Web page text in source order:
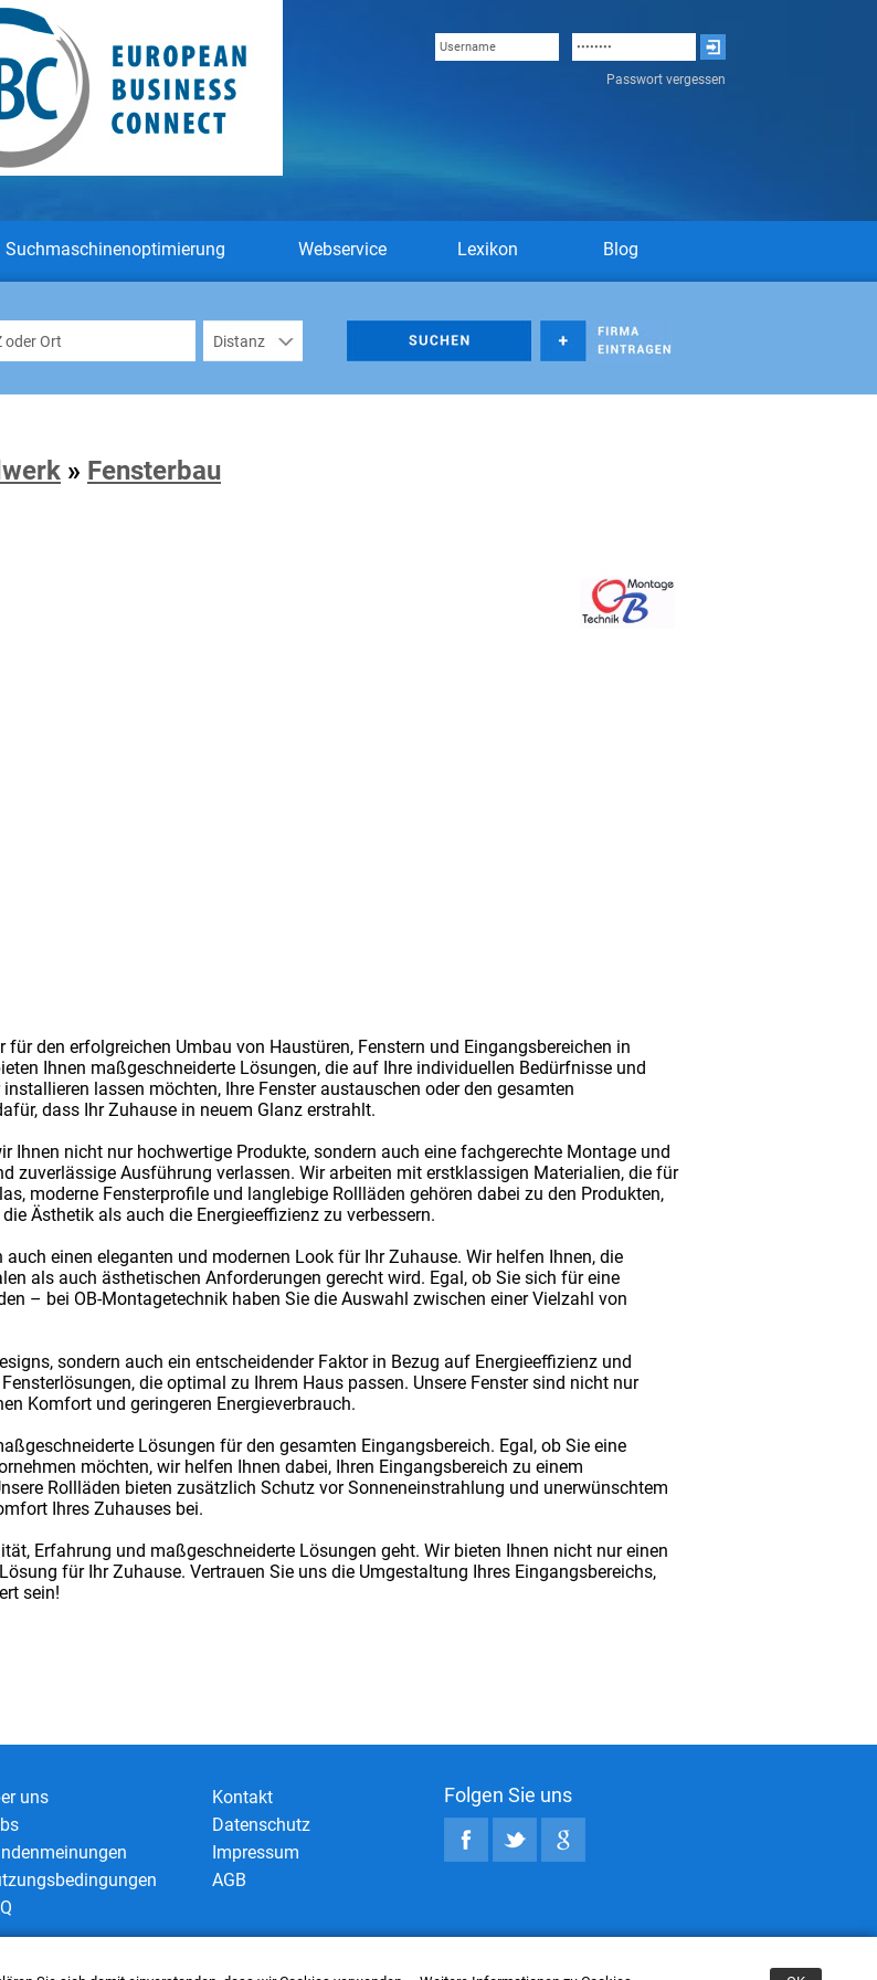
Passwort vergessen
Suchmaschinenoptimierung Webservice Lexikon Blog
» Fensterbau
den erfolgreichen Umbau von Haustüren, Fenstern und Eingangsbereichen in
Ihnen maßgeschneiderte Lösungen, die auf Ihre individuellen Bedürfnisse und
lassen möchten, Ihre Fenster austauschen oder den gesamten
dass Ihr Zuhause in neuem Glanz erstrahlt.
Ihnen nicht nur hochwertige Produkte, sondern auch eine fachgerechte Montage und
zuverlässige Ausführung verlassen. Wir arbeiten mit erstklassigen Materialien, die für
moderne Fensterprofile und langlebige Rollläden gehören dabei zu den Produkten,
Ästhetik als auch die Energieeffizienz zu verbessern.
einen eleganten und modernen Look für Ihr Zuhause. Wir helfen Ihnen, die
als auch ästhetischen Anforderungen gerecht wird. Egal, ob Sie sich für eine
– bei OB-Montagetechnik haben Sie die Auswahl zwischen einer Vielzahl von
sondern auch ein entscheidender Faktor in Bezug auf Energieeffizienz und
die optimal zu Ihrem Haus passen. Unsere Fenster sind nicht nur
Komfort und geringeren Energieverbrauch.
Lösungen für den gesamten Eingangsbereich. Egal, ob Sie eine
möchten, wir helfen Ihnen dabei, Ihren Eingangsbereich zu einem
Rollläden bieten zusätzlich Schutz vor Sonneneinstrahlung und unerwünschtem
Ihres Zuhauses bei.
Erfahrung und maßgeschneiderte Lösungen geht. Wir bieten Ihnen nicht nur einen
für Ihr Zuhause. Vertrauen Sie uns die Umgestaltung Ihres Eingangsbereichs,
sein!
uns
Kontakt
Datenschutz
Impressum
AGB
Folgen Sie uns